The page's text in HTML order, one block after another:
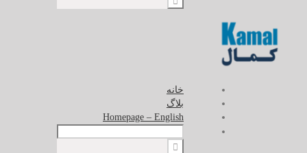
خانه
بلاگ
Homepage – English